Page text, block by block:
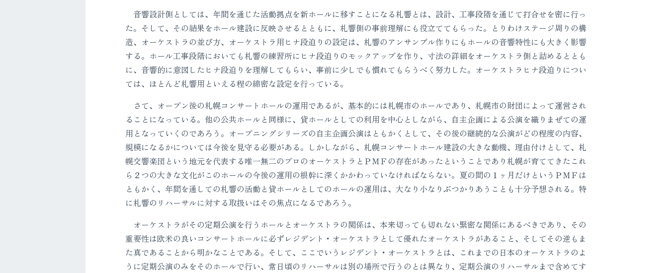
音響設計側としては、年間を通じた活動拠点を新ホールに移すことになる札響とは、設計、工事段階を通じて打合せを密に行っ
た。そして、その結果をホール建設に反映させるとともに、札響側の事前理解にも役立ててもらった。とりわけステージ周りの構
造、オーケストラの並び方、オーケストラ用ヒナ段迫りの設定は、札響のアンサンブル作りにもホールの音響特性にも大きく影響
する。ホール工事段階においても札響の練習所にヒナ段迫りのモックアップを作り、寸法の詳細をオーケストラ側と詰めるととも
に、音響的に意図したヒナ段迫りを理解してもらい、事前に少しでも慣れてもらうべく努力した。オーケストラヒナ段迫りについ
ては、ほとんど札響用といえる程の綿密な設定を行っている。
さて、オープン後の札幌コンサートホールの運用であるが、基本的には札幌市のホールであり、札幌市の財団によって運営され
ることになっている。他の公共ホールと同様に、貸ホールとしての利用を中心としながら、自主企画による公演を織りまぜての運
用となっていくのであろう。オープニングシリーズの自主企画公演はともかくとして、その後の継続的な公演がどの程度の内容、
規模になるかについては今後を見守る必要がある。しかしながら、札幌コンサートホール建設の大きな動機、理由付けとして、札
幌交響楽団という地元を代表する唯一無二のプロのオーケストラとＰＭＦの存在があったということであり札幌が育ててきたこれ
ら２つの大きな文化がこのホールの今後の運用の根幹に深くかかわっていなければならない。夏の間の１ヶ月だけというＰＭＦは
ともかく、年間を通しての札響の活動と貸ホールとしてのホールの運用は、大なり小なりぶつかりあうことも十分予想される。特
に札響のリハーサルに対する取扱いはその焦点になるであろう。
オーケストラがその定期公演を行うホールとオーケストラの関係は、本来切っても切れない緊密な関係にあるべきであり、その
重要性は欧米の良いコンサートホールに必ずレジデント・オーケストラとして優れたオーケストラがあること、そしてその逆もま
た真であることから明かなことである。そして、ここでいうレジデント・オーケストラとは、これまでの日本のオーケストラのよ
うに定期公演のみをそのホールで行い、常日頃のリハーサルは別の場所で行うのとは異なり、定期公演のリハーサルまで含めてす